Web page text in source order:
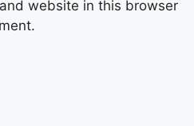
website in this browser